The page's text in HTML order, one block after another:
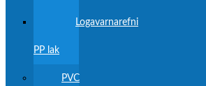
Logavarnarefni
PP lak
PVC